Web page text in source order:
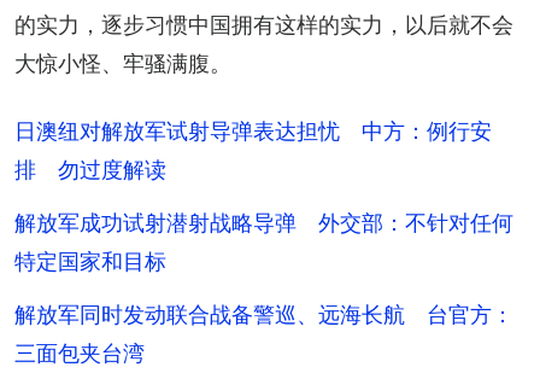
的实力，逐步习惯中国拥有这样的实力，以后就不会
大惊小怪、牢骚满腹。
日澳纽对解放军试射导弹表达担忧 中方：例行安
排 勿过度解读
解放军成功试射潜射战略导弹 外交部：不针对任何
特定国家和目标
解放军同时发动联合战备警巡、远海长航 台官方：
三面包夹台湾